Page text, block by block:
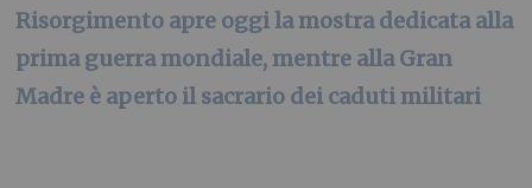
Risorgimento apre oggi la mostra dedicata alla
prima guerra mondiale, mentre alla Gran
Madre è aperto il sacrario dei caduti militari